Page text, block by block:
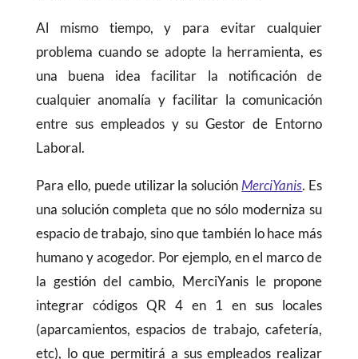
Al mismo tiempo, y para evitar cualquier
problema cuando se adopte la herramienta, es
una buena idea facilitar la notificación de
cualquier anomalía y facilitar la comunicación
entre sus empleados y su Gestor de Entorno
Laboral.
Para ello, puede utilizar la solución MerciYanis. Es
una solución completa que no sólo moderniza su
espacio de trabajo, sino que también lo hace más
humano y acogedor. Por ejemplo, en el marco de
la gestión del cambio, MerciYanis le propone
integrar códigos QR 4 en 1 en sus locales
(aparcamientos, espacios de trabajo, cafetería,
etc), lo que permitirá a sus empleados realizar